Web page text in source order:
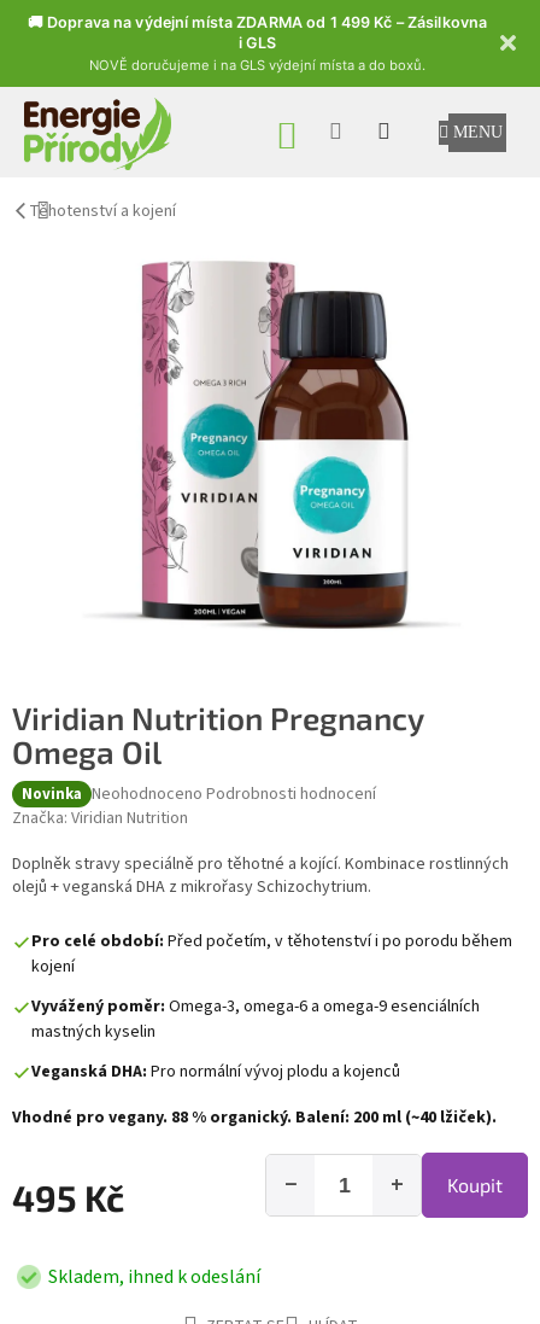
🚚 Doprava na výdejní místa ZDARMA od 1 499 Kč – Zásilkovna
i GLS
NOVĚ doručujeme i na GLS výdejní místa a do boxů.
Přejít na obsah
NÁKUPNÍ KOŠÍK
Těhotenství a kojení
Viridian Nutrition Pregnancy
Omega Oil
Novinka Průměrné hodnocení produktu je 0,0 z 5 hvězdiček.
Neohodnoceno Podrobnosti hodnocení
Značka: Viridian Nutrition
Doplněk stravy speciálně pro těhotné a kojící. Kombinace rostlinných
olejů + veganská DHA z mikrořasy Schizochytrium.
Pro celé období: Před početím, v těhotenství i po porodu během
kojení
Vyvážený poměr: Omega-3, omega-6 a omega-9 esenciálních
mastných kyselin
Veganská DHA: Pro normální vývoj plodu a kojenců
Vhodné pro vegany. 88 % organický. Balení: 200 ml (~40 lžiček).
495 Kč +
− Koupit
Skladem, ihned k odeslání